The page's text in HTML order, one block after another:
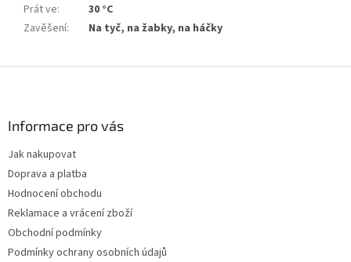
Prát ve:
30 °C
Zavěšení: Na tyč, na žabky, na háčky
Informace pro vás
Jak nakupovat
Doprava a platba
Hodnocení obchodu
Reklamace a vrácení zboží
Obchodní podmínky
Podmínky ochrany osobních údajů